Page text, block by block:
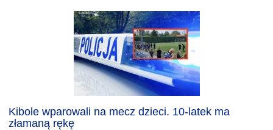
Kibole wparowali na mecz dzieci. 10-latek ma
złamaną rękę